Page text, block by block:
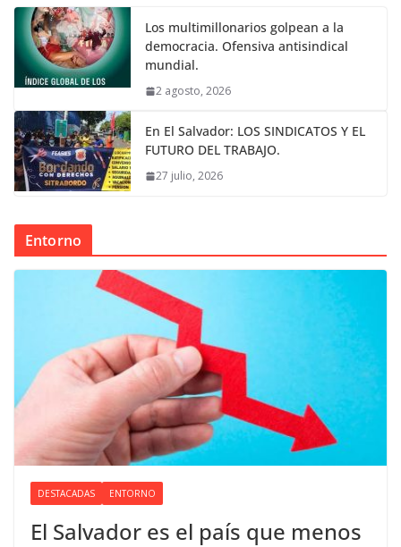
Los multimillonarios golpean a la
democracia. Ofensiva antisindical
mundial.
2 agosto, 2026
En El Salvador: LOS SINDICATOS Y EL
FUTURO DEL TRABAJO.
27 julio, 2026
Entorno
DESTACADAS ENTORNO
El Salvador es el país que menos